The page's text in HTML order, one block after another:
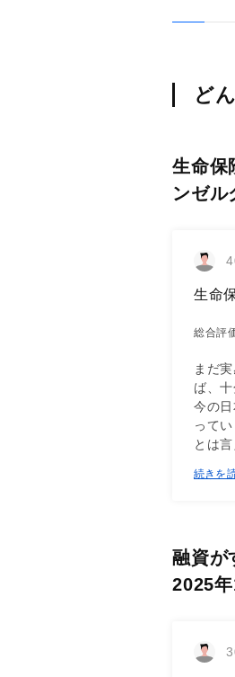
ど
生命保
ンゼル
生命
総合評
まだ
ば、
今の
ってい
とは
続きを
融資が
2025年